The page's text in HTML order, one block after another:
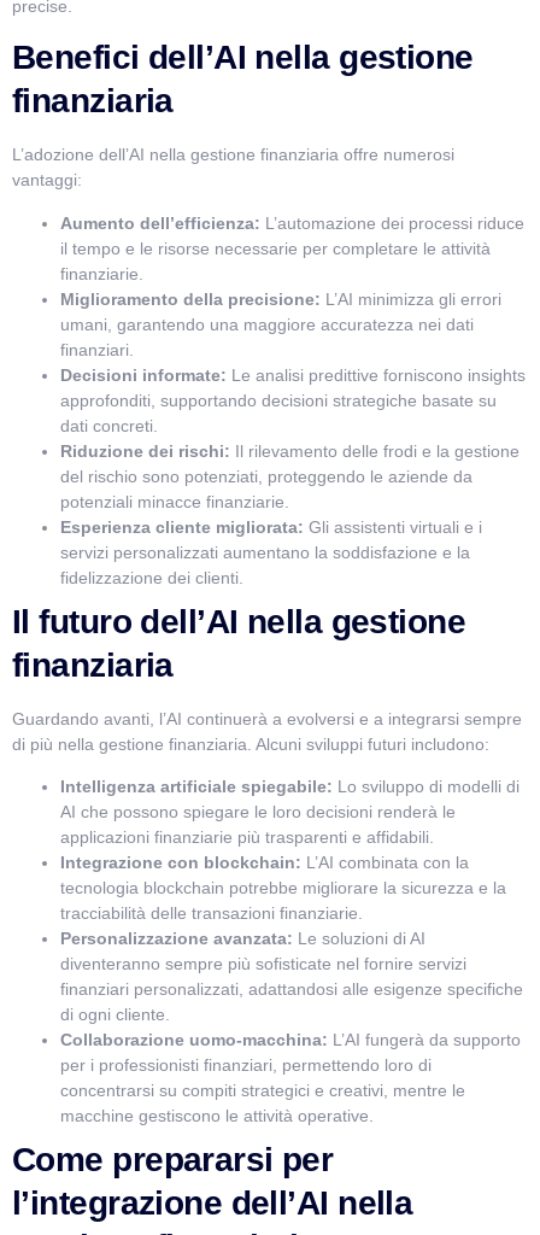
precise.
Benefici dell’AI nella gestione
finanziaria
L’adozione dell’AI nella gestione finanziaria offre numerosi
vantaggi:
Aumento dell’efficienza: L’automazione dei processi riduce
il tempo e le risorse necessarie per completare le attività
finanziarie.
Miglioramento della precisione: L’AI minimizza gli errori
umani, garantendo una maggiore accuratezza nei dati
finanziari.
Decisioni informate: Le analisi predittive forniscono insights
approfonditi, supportando decisioni strategiche basate su
dati concreti.
Riduzione dei rischi: Il rilevamento delle frodi e la gestione
del rischio sono potenziati, proteggendo le aziende da
potenziali minacce finanziarie.
Esperienza cliente migliorata: Gli assistenti virtuali e i
servizi personalizzati aumentano la soddisfazione e la
fidelizzazione dei clienti.
Il futuro dell’AI nella gestione
finanziaria
Guardando avanti, l’AI continuerà a evolversi e a integrarsi sempre
di più nella gestione finanziaria. Alcuni sviluppi futuri includono:
Intelligenza artificiale spiegabile: Lo sviluppo di modelli di
AI che possono spiegare le loro decisioni renderà le
applicazioni finanziarie più trasparenti e affidabili.
Integrazione con blockchain: L’AI combinata con la
tecnologia blockchain potrebbe migliorare la sicurezza e la
tracciabilità delle transazioni finanziarie.
Personalizzazione avanzata: Le soluzioni di AI
diventeranno sempre più sofisticate nel fornire servizi
finanziari personalizzati, adattandosi alle esigenze specifiche
di ogni cliente.
Collaborazione uomo-macchina: L’AI fungerà da supporto
per i professionisti finanziari, permettendo loro di
concentrarsi su compiti strategici e creativi, mentre le
macchine gestiscono le attività operative.
Come prepararsi per
l’integrazione dell’AI nella